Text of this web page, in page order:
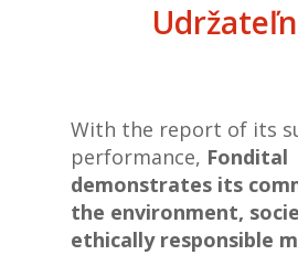
With the report of its
performance, Fondital
demonstrates its
the environment,
ethically responsible